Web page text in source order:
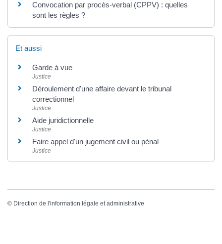
Convocation par procès-verbal (CPPV) : quelles
sont les règles ?
Et aussi
Garde à vue
Justice
Déroulement d'une affaire devant le tribunal
correctionnel
Justice
Aide juridictionnelle
Justice
Faire appel d'un jugement civil ou pénal
Justice
© Direction de l'information légale et administrative